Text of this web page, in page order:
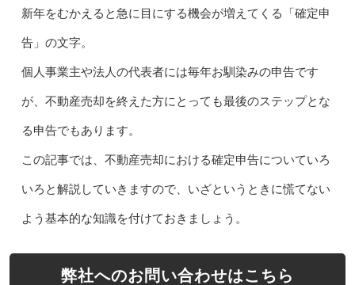
新年をむかえると急に目にする機会が増えてくる「確定申
告」の文字。
個人事業主や法人の代表者には毎年お馴染みの申告です
が、不動産売却を終えた方にとっても最後のステップとな
る申告でもあります。
この記事では、不動産売却における確定申告についていろ
いろと解説していきますので、いざというときに慌てない
よう基本的な知識を付けておきましょう。
弊社へのお問い合わせはこちら